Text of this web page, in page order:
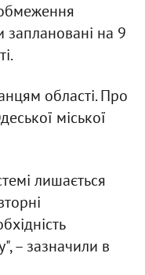
заплановані на 9
області. Про
міської
лишається
– зазначили в